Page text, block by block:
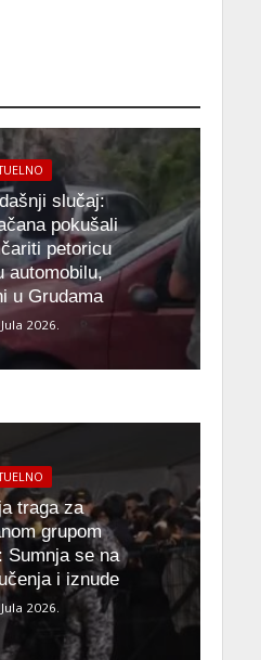
slučaj:
pokušali
petoricu
automobilu,
u Grudama
2026.
traga za
grupom
Sumnja se na
i iznude
2026.